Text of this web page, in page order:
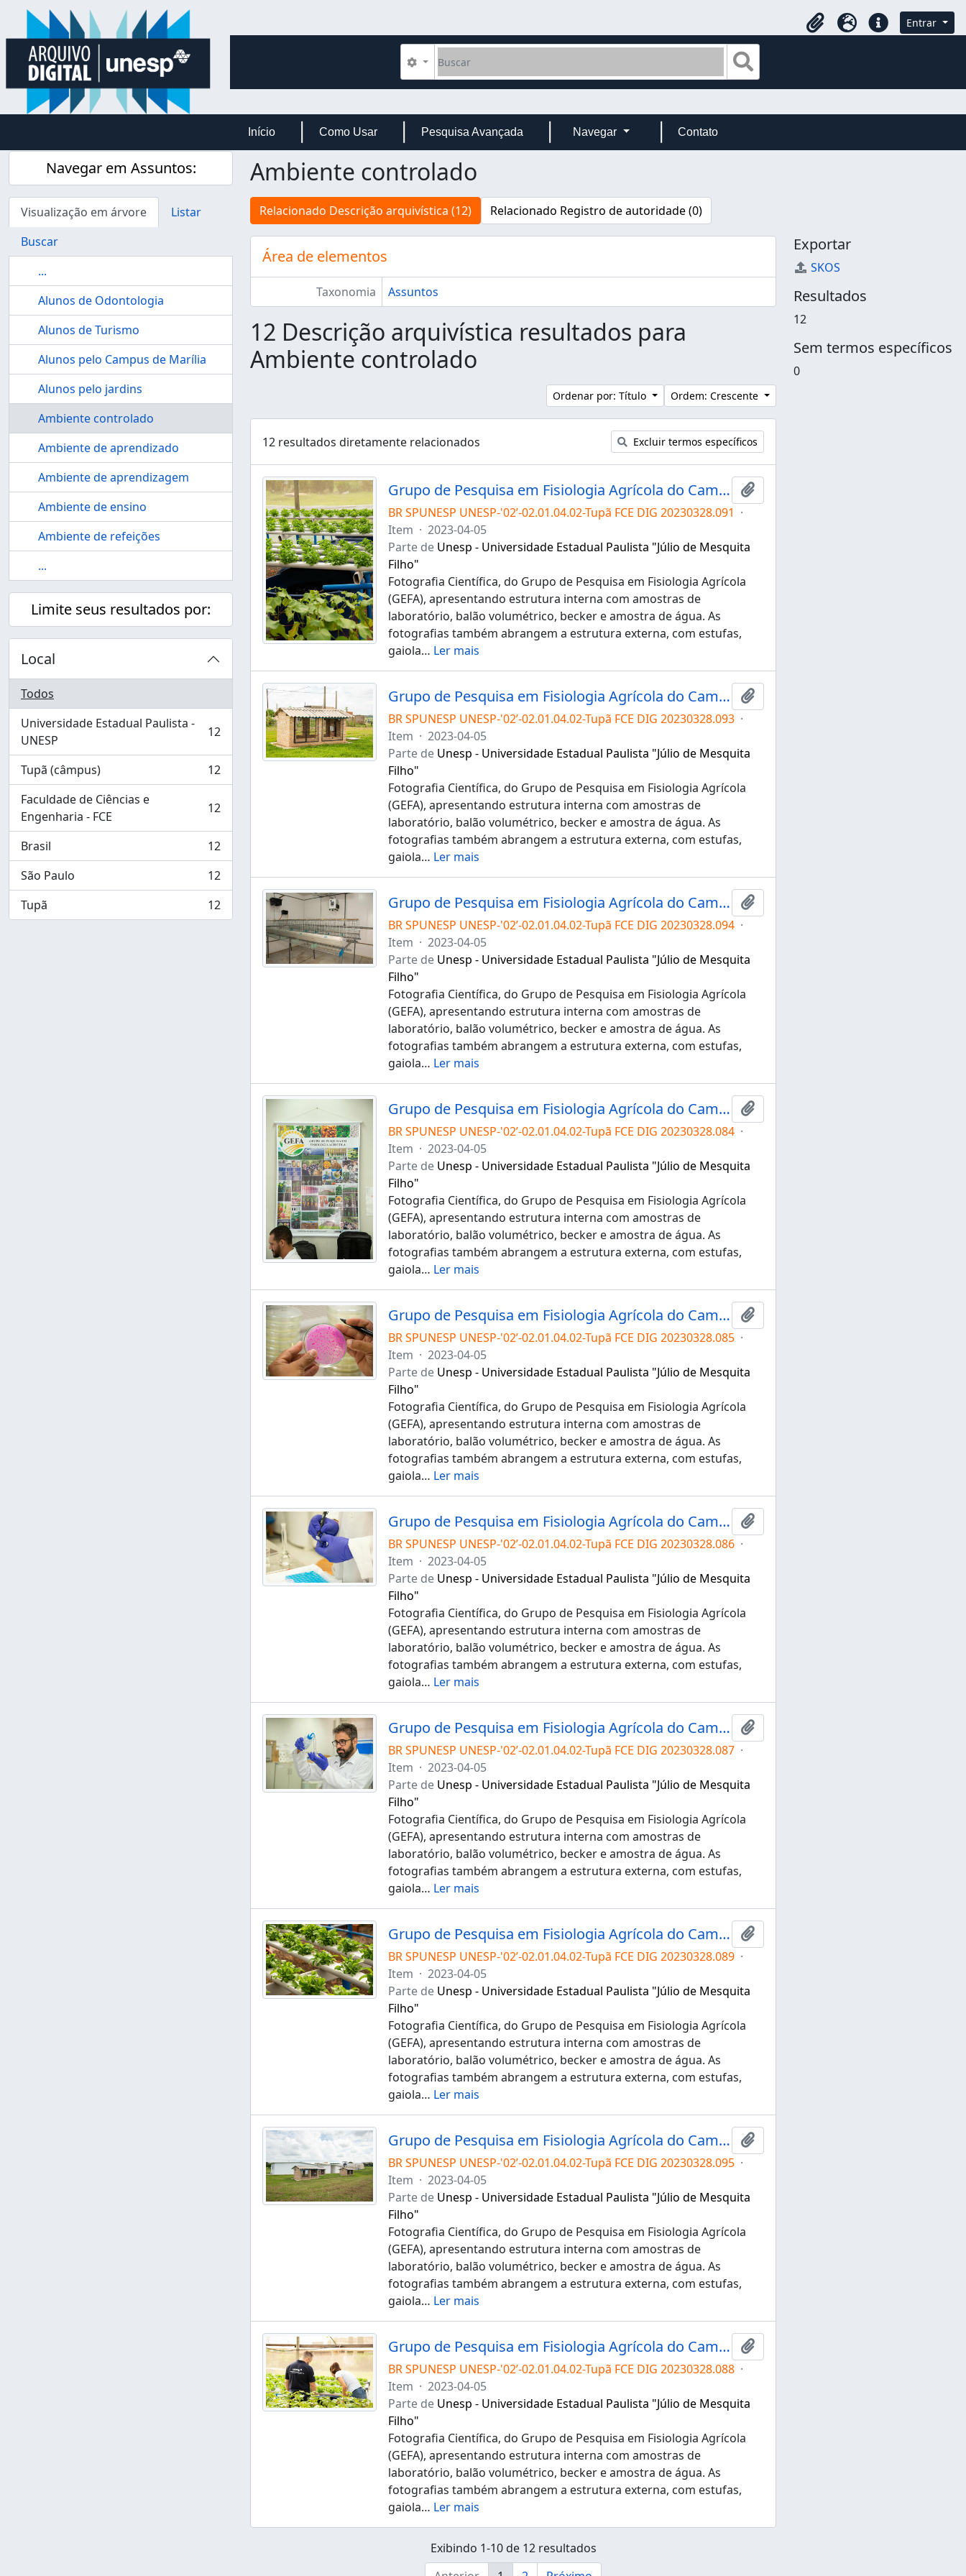
Skip to main content
Área de Transferência
IdiomaAtalhos Entrar
Buscar
Opções de busca
Início Como Usar Pesquisa Avançada Navegar Contato
Navegar em Assuntos:
Visualização em árvore
Listar
Buscar
...
Alunos de Odontologia
Alunos de Turismo
Alunos pelo Campus de Marília
Alunos pelo jardins
Ambiente controlado
Ambiente de aprendizado
Ambiente de aprendizagem
Ambiente de ensino
Ambiente de refeições
...
Limite seus resultados por:
Local
Todos
Universidade Estadual Paulista -
UNESP
, 12 resultados 12
Tupã (câmpus)
, 12 resultados
12
Faculdade de Ciências e
Engenharia - FCE
, 12 resultados 12
Brasil
, 12 resultados
12
São Paulo
, 12 resultados
12
Tupã
, 12 resultados 12
Ambiente controlado
Relacionado Descrição arquivística (12) Relacionado Registro de autoridade (0)
Área de elementos
Taxonomia Assuntos
12 Descrição arquivística resultados para
Ambiente controlado
Ordenar por: Título Ordem: Crescente
12 resultados diretamente relacionados Excluir termos específicos
Grupo de Pesquisa em Fisiologia Agrícola do Campus de Tupã
Adicionar a área de transferência
BR SPUNESP UNESP-'02’-02.01.04.02-Tupã FCE DIG 20230328.091 ·
Item · 2023-04-05
Parte de Unesp - Universidade Estadual Paulista "Júlio de Mesquita
Filho"
Fotografia Científica, do Grupo de Pesquisa em Fisiologia Agrícola
(GEFA), apresentando estrutura interna com amostras de
laboratório, balão volumétrico, becker e amostra de água. As
fotografias também abrangem a estrutura externa, com estufas,
gaiola… Ler mais
Grupo de Pesquisa em Fisiologia Agrícola do Campus de Tupã
Adicionar a área de transferência
BR SPUNESP UNESP-'02’-02.01.04.02-Tupã FCE DIG 20230328.093 ·
Item · 2023-04-05
Parte de Unesp - Universidade Estadual Paulista "Júlio de Mesquita
Filho"
Fotografia Científica, do Grupo de Pesquisa em Fisiologia Agrícola
(GEFA), apresentando estrutura interna com amostras de
laboratório, balão volumétrico, becker e amostra de água. As
fotografias também abrangem a estrutura externa, com estufas,
gaiola… Ler mais
Grupo de Pesquisa em Fisiologia Agrícola do Campus de Tupã
Adicionar a área de transferência
BR SPUNESP UNESP-'02’-02.01.04.02-Tupã FCE DIG 20230328.094 ·
Item · 2023-04-05
Parte de Unesp - Universidade Estadual Paulista "Júlio de Mesquita
Filho"
Fotografia Científica, do Grupo de Pesquisa em Fisiologia Agrícola
(GEFA), apresentando estrutura interna com amostras de
laboratório, balão volumétrico, becker e amostra de água. As
fotografias também abrangem a estrutura externa, com estufas,
gaiola… Ler mais
Grupo de Pesquisa em Fisiologia Agrícola do Campus de Tupã
Adicionar a área de transferência
BR SPUNESP UNESP-'02’-02.01.04.02-Tupã FCE DIG 20230328.084 ·
Item · 2023-04-05
Parte de Unesp - Universidade Estadual Paulista "Júlio de Mesquita
Filho"
Fotografia Científica, do Grupo de Pesquisa em Fisiologia Agrícola
(GEFA), apresentando estrutura interna com amostras de
laboratório, balão volumétrico, becker e amostra de água. As
fotografias também abrangem a estrutura externa, com estufas,
gaiola… Ler mais
Grupo de Pesquisa em Fisiologia Agrícola do Campus de Tupã
Adicionar a área de transferência
BR SPUNESP UNESP-'02’-02.01.04.02-Tupã FCE DIG 20230328.085 ·
Item · 2023-04-05
Parte de Unesp - Universidade Estadual Paulista "Júlio de Mesquita
Filho"
Fotografia Científica, do Grupo de Pesquisa em Fisiologia Agrícola
(GEFA), apresentando estrutura interna com amostras de
laboratório, balão volumétrico, becker e amostra de água. As
fotografias também abrangem a estrutura externa, com estufas,
gaiola… Ler mais
Grupo de Pesquisa em Fisiologia Agrícola do Campus de Tupã
Adicionar a área de transferência
BR SPUNESP UNESP-'02’-02.01.04.02-Tupã FCE DIG 20230328.086 ·
Item · 2023-04-05
Parte de Unesp - Universidade Estadual Paulista "Júlio de Mesquita
Filho"
Fotografia Científica, do Grupo de Pesquisa em Fisiologia Agrícola
(GEFA), apresentando estrutura interna com amostras de
laboratório, balão volumétrico, becker e amostra de água. As
fotografias também abrangem a estrutura externa, com estufas,
gaiola… Ler mais
Grupo de Pesquisa em Fisiologia Agrícola do Campus de Tupã
Adicionar a área de transferência
BR SPUNESP UNESP-'02’-02.01.04.02-Tupã FCE DIG 20230328.087 ·
Item · 2023-04-05
Parte de Unesp - Universidade Estadual Paulista "Júlio de Mesquita
Filho"
Fotografia Científica, do Grupo de Pesquisa em Fisiologia Agrícola
(GEFA), apresentando estrutura interna com amostras de
laboratório, balão volumétrico, becker e amostra de água. As
fotografias também abrangem a estrutura externa, com estufas,
gaiola… Ler mais
Grupo de Pesquisa em Fisiologia Agrícola do Campus de Tupã
Adicionar a área de transferência
BR SPUNESP UNESP-'02’-02.01.04.02-Tupã FCE DIG 20230328.089 ·
Item · 2023-04-05
Parte de Unesp - Universidade Estadual Paulista "Júlio de Mesquita
Filho"
Fotografia Científica, do Grupo de Pesquisa em Fisiologia Agrícola
(GEFA), apresentando estrutura interna com amostras de
laboratório, balão volumétrico, becker e amostra de água. As
fotografias também abrangem a estrutura externa, com estufas,
gaiola… Ler mais
Grupo de Pesquisa em Fisiologia Agrícola do Campus de Tupã
Adicionar a área de transferência
BR SPUNESP UNESP-'02’-02.01.04.02-Tupã FCE DIG 20230328.095 ·
Item · 2023-04-05
Parte de Unesp - Universidade Estadual Paulista "Júlio de Mesquita
Filho"
Fotografia Científica, do Grupo de Pesquisa em Fisiologia Agrícola
(GEFA), apresentando estrutura interna com amostras de
laboratório, balão volumétrico, becker e amostra de água. As
fotografias também abrangem a estrutura externa, com estufas,
gaiola… Ler mais
Grupo de Pesquisa em Fisiologia Agrícola do Campus de Tupã
Adicionar a área de transferência
BR SPUNESP UNESP-'02’-02.01.04.02-Tupã FCE DIG 20230328.088 ·
Item · 2023-04-05
Parte de Unesp - Universidade Estadual Paulista "Júlio de Mesquita
Filho"
Fotografia Científica, do Grupo de Pesquisa em Fisiologia Agrícola
(GEFA), apresentando estrutura interna com amostras de
laboratório, balão volumétrico, becker e amostra de água. As
fotografias também abrangem a estrutura externa, com estufas,
gaiola… Ler mais
Exibindo 1-10 de 12 resultados
Exportar
SKOS
Resultados
12
Sem termos específicos
0